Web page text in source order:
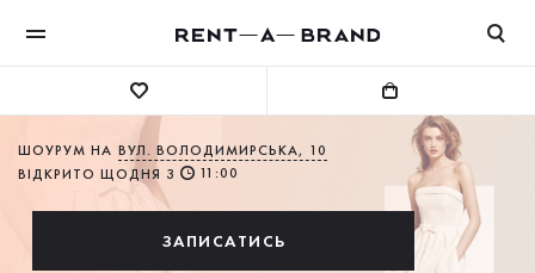
ШОУРУМ НА ВУЛ. ВОЛОДИМИРСЬКА, 10
ВІДКРИТО ЩОДНЯ З
11:00
ЗАПИСАТИСЬ